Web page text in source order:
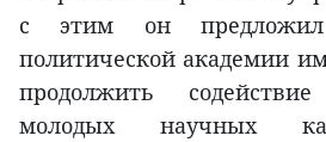
с этим он предложил
политической академии
продолжить
молодых научных